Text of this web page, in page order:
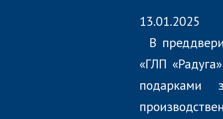
13.01.2025
В
«ГЛП
подарками